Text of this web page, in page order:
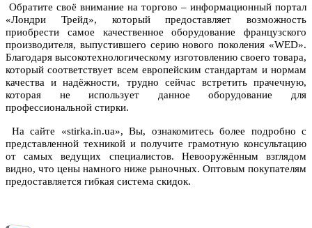
Обратите своё внимание на торгово – информационный портал
«Лондри Трейд», который предоставляет возможность
приобрести самое качественное оборудование французского
производителя, выпустившего серию нового поколения «WED».
Благодаря высокотехнологическому изготовлению своего товара,
который соответствует всем европейским стандартам и нормам
качества и надёжности, трудно сейчас встретить прачечную,
которая не использует данное оборудование для
профессиональной стирки.
На сайте «stirka.in.ua», Вы, ознакомитесь более подробно с
представленной техникой и получите грамотную консультацию
от самых ведущих специалистов. Невооружённым взглядом
видно, что цены намного ниже рыночных. Оптовым покупателям
предоставляется гибкая система скидок.